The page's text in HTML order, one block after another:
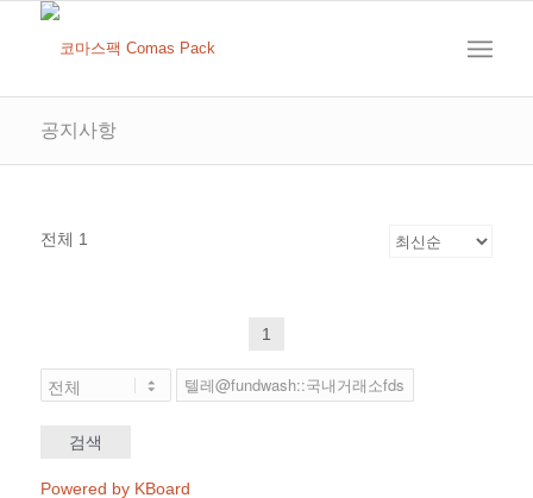
공지사항
전체 1
1
검색
Powered by KBoard